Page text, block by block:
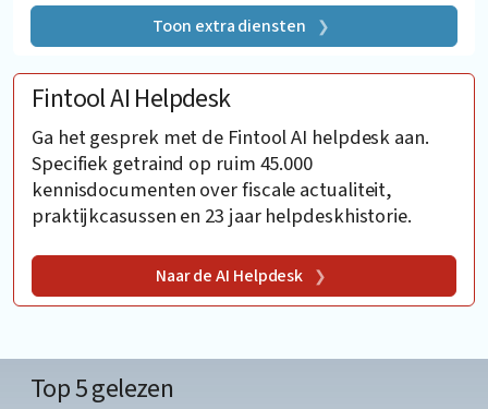
Toon extra diensten
Fintool AI Helpdesk
Ga het gesprek met de Fintool AI helpdesk aan.
Specifiek getraind op ruim 45.000
kennisdocumenten over fiscale actualiteit,
praktijkcasussen en 23 jaar helpdeskhistorie.
Naar de AI Helpdesk
Top 5 gelezen